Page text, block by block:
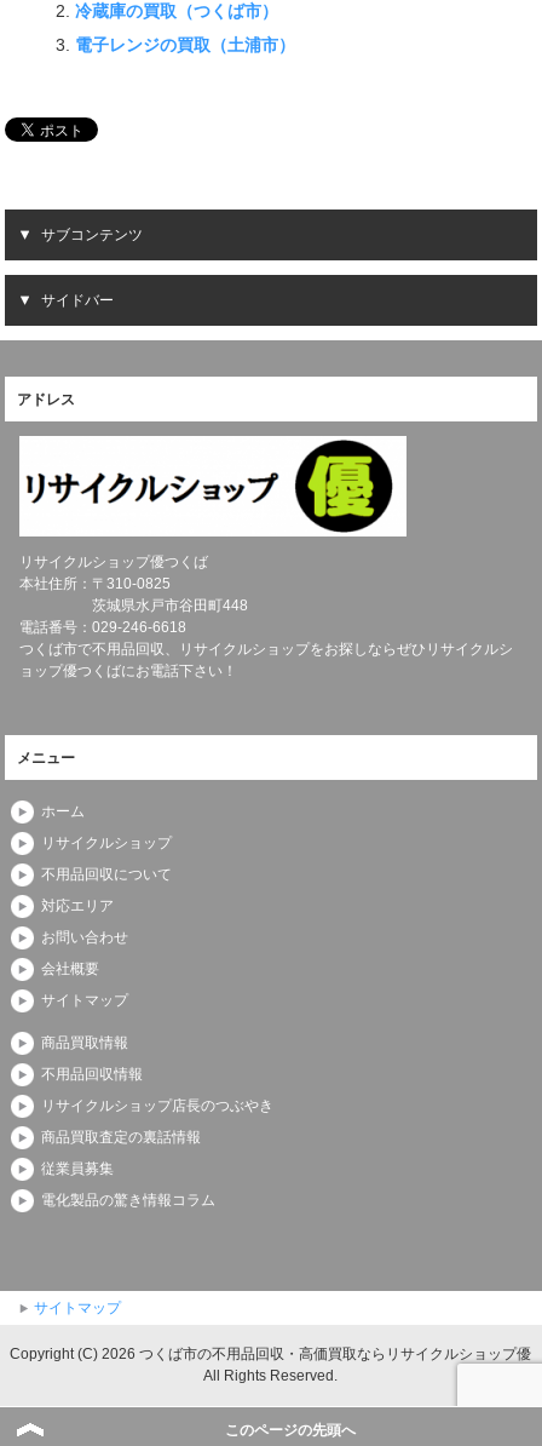
冷蔵庫の買取（つくば市）
電子レンジの買取（土浦市）
サブコンテンツ
サイドバー
アドレス
リサイクルショップ優つくば
本社住所：〒310-0825
茨城県水戸市谷田町448
電話番号：029-246-6618
つくば市で不用品回収、リサイクルショップをお探しならぜひリサイクルシ
ョップ優つくばにお電話下さい！
メニュー
ホーム
リサイクルショップ
不用品回収について
対応エリア
お問い合わせ
会社概要
サイトマップ
商品買取情報
不用品回収情報
リサイクルショップ店長のつぶやき
商品買取査定の裏話情報
従業員募集
電化製品の驚き情報コラム
サイトマップ
Copyright (C) 2026 つくば市の不用品回収・高価買取ならリサイクルショップ優
All Rights Reserved.
このページの先頭へ